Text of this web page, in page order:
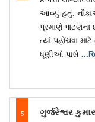
આવ્યું હતું.
પ્રમાણે પાટણના
ત્યાં પહોંચવા
ધૂણીઓ પાસે
5 ગુર્જરેશ્વર